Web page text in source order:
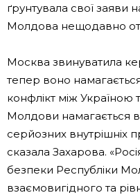
ґрунтувала свої заяви
Молдова нещодавно
Москва звинуватила
тепер воно
конфлікт між Україною
Молдови намагається
серйозних внутрішніх
сказала Захарова.
безпеки Республіки
взаємовигідного та